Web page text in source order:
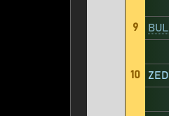
9 BUL
10 ZED